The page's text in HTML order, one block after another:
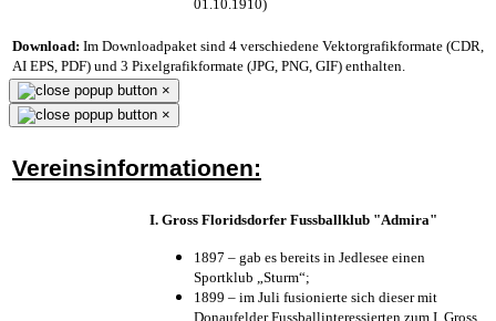
01.10.1910)
Download: Im Downloadpaket sind 4 verschiedene Vektorgrafikformate (CDR,
AI EPS, PDF) und 3 Pixelgrafikformate (JPG, PNG, GIF) enthalten.
×
×
Vereinsinformationen:
I. Gross Floridsdorfer Fussballklub "Admira"
1897 – gab es bereits in Jedlesee einen
Sportklub „Sturm“;
1899 – im Juli fusionierte sich dieser mit
Donaufelder Fussballinteressierten zum I. Gross